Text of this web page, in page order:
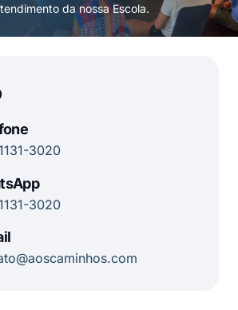
da nossa Escola.
3020
3020